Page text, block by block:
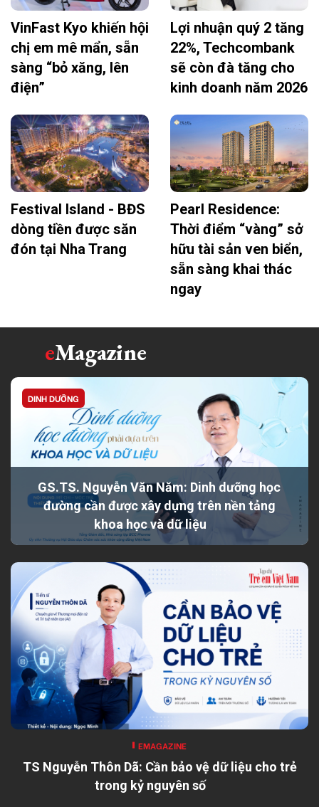
VinFast Kyo khiến hội
chị em mê mẩn, sẵn
sàng “bỏ xăng, lên
điện”
Lợi nhuận quý 2 tăng
22%, Techcombank
sẽ còn đà tăng cho
kinh doanh năm 2026
Festival Island - BĐS
dòng tiền được săn
đón tại Nha Trang
Pearl Residence:
Thời điểm “vàng” sở
hữu tài sản ven biển,
sẵn sàng khai thác
ngay
eMagazine
DINH DƯỠNG
GS.TS. Nguyễn Văn Năm: Dinh dưỡng học
đường cần được xây dựng trên nền tảng
khoa học và dữ liệu
EMAGAZINE
TS Nguyễn Thôn Dã: Cần bảo vệ dữ liệu cho trẻ
trong kỷ nguyên số